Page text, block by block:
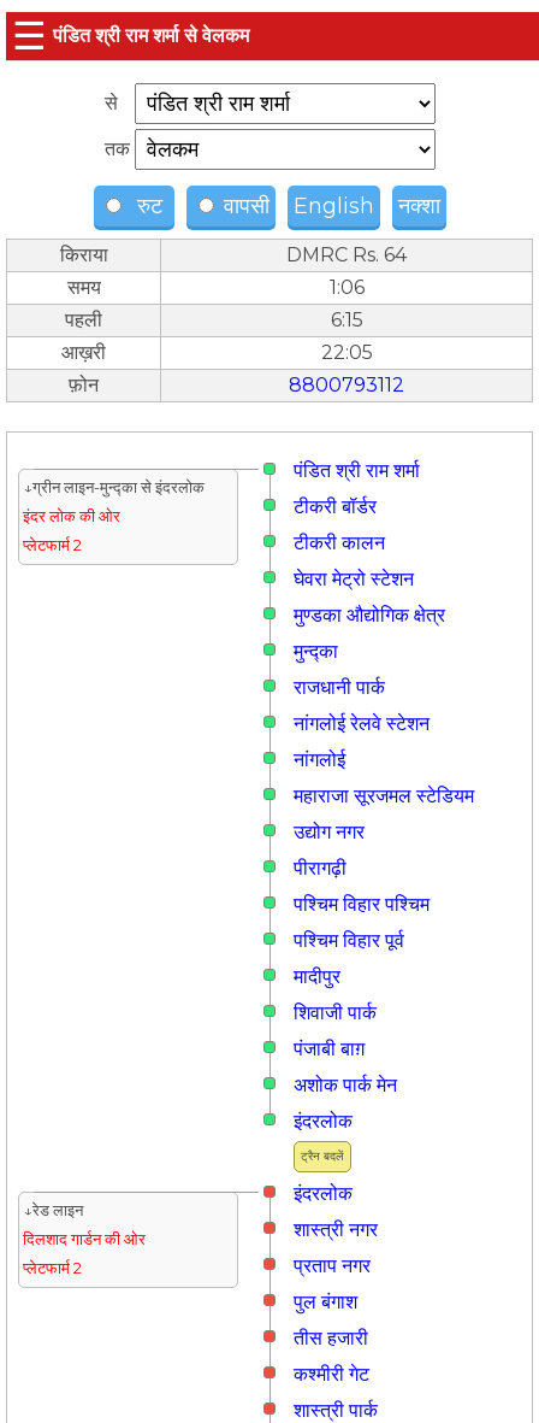
☰ पंडित श्री राम शर्मा से वेलकम
से
तक
रुट वापसी English नक्शा
किराया
DMRC Rs. 64
समय
1:06
पहली
6:15
आख़री
22:05
फ़ोन
8800793112
पंडित श्री राम शर्मा
↓ग्रीन लाइन-मुन्द्का से इंदरलोक
इंदर लोक की ओर
प्लेटफार्म 2
टीकरी बॉर्डर
टीकरी कालन
घेवरा मेट्रो स्टेशन
मुण्डका औद्योगिक क्षेत्र
मुन्द्का
राजधानी पार्क
नांगलोई रेलवे स्टेशन
नांगलोई
महाराजा सूरजमल स्टेडियम
उद्योग नगर
पीरागढ़ी
पश्चिम विहार पश्चिम
पश्चिम विहार पूर्व
मादीपुर
शिवाजी पार्क
पंजाबी बाग़
अशोक पार्क मेन
ट्रैन बदलें
इंदरलोक
इंदरलोक
↓रेड लाइन
दिलशाद गार्डन की ओर
प्लेटफार्म 2
शास्त्री नगर
प्रताप नगर
पुल बंगाश
तीस हजारी
कश्मीरी गेट
शास्त्री पार्क